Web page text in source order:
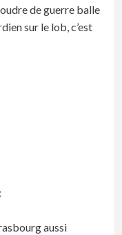
de guerre balle
sur le lob, c’est
aussi